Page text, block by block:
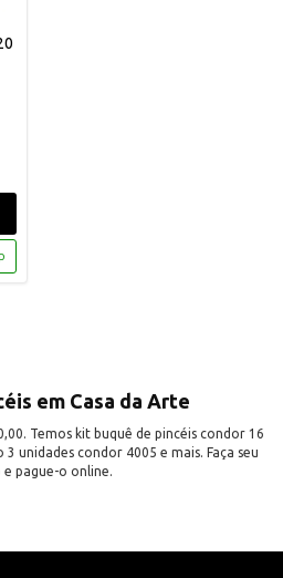
em Casa da Arte
Temos kit buquê de pincéis condor 16
unidades condor 4005 e mais. Faça seu
e pague-o online.